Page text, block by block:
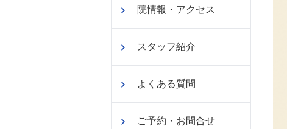
院情報・アクセス
スタッフ紹介
よくある質問
ご予約・お問合せ